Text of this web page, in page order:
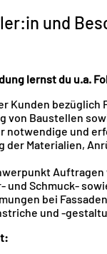
und
lernst du u.a.
Kunden bezüglich
von Baustellen
notwendige und
der Materialien,
und Schmuck-
bei Fassaden
und -